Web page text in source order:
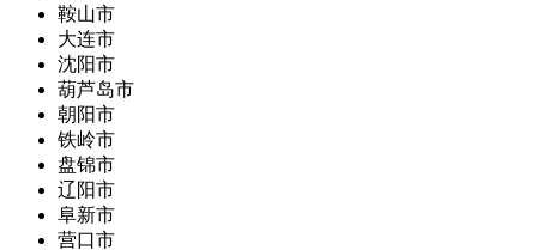
鞍山市
大连市
沈阳市
葫芦岛市
朝阳市
铁岭市
盘锦市
辽阳市
阜新市
营口市